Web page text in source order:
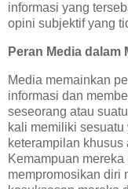
informasi yang
opini subjektif yang
Peran Media
Media memainkan
informasi dan
seseorang atau
kali memiliki
keterampilan
Kemampuan
mempromosikan diri